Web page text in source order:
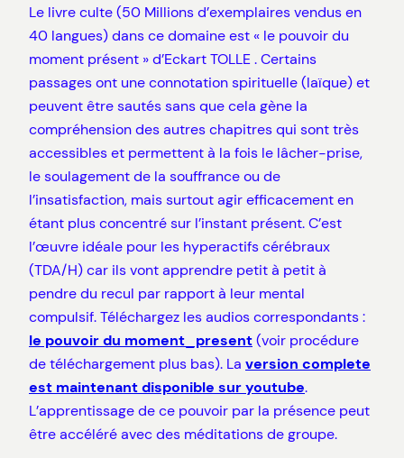
Le livre culte (50 Millions d’exemplaires vendus en
40 langues) dans ce domaine est « le pouvoir du
moment présent » d’Eckart TOLLE . Certains
passages ont une connotation spirituelle (laïque) et
peuvent être sautés sans que cela gène la
compréhension des autres chapitres qui sont très
accessibles et permettent à la fois le lâcher-prise,
le soulagement de la souffrance ou de
l’insatisfaction, mais surtout agir efficacement en
étant plus concentré sur l’instant présent. C’est
l’œuvre idéale pour les hyperactifs cérébraux
(TDA/H) car ils vont apprendre petit à petit à
pendre du recul par rapport à leur mental
compulsif. Téléchargez les audios correspondants :
le pouvoir du moment_present(voir procédure
de téléchargement plus bas). La version complete
est maintenant disponible sur youtube.
L’apprentissage de ce pouvoir par la présence peut
être accéléré avec des méditations de groupe.